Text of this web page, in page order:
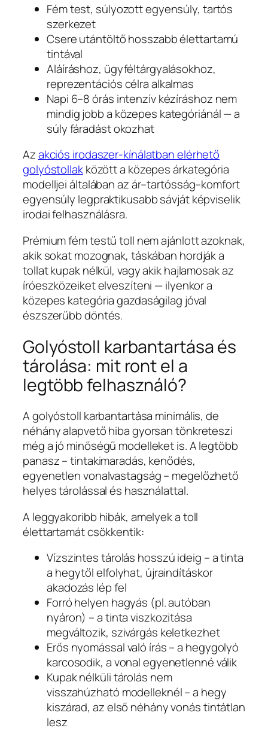
Fém test, súlyozott egyensúly, tartós
szerkezet
Csere utántöltő hosszabb élettartamú
tintával
Aláíráshoz, ügyféltárgyalásokhoz,
reprezentációs célra alkalmas
Napi 6–8 órás intenzív kézíráshoz nem
mindig jobb a közepes kategóriánál — a
súly fáradást okozhat
Azakciós irodaszer-kínálatban elérhető
golyóstollakközött a közepes árkategória
modelljei általában az ár–tartósság–komfort
egyensúly legpraktikusabb sávját képviselik
irodai felhasználásra.
Prémium fém testű toll nem ajánlott azoknak,
akik sokat mozognak, táskában hordják a
tollat kupak nélkül, vagy akik hajlamosak az
íróeszközeiket elveszíteni — ilyenkor a
közepes kategória gazdaságilag jóval
észszerűbb döntés.
Golyóstoll karbantartása és
tárolása: mit ront el a
legtöbb felhasználó?
A golyóstoll karbantartása minimális, de
néhány alapvető hiba gyorsan tönkreteszi
még a jó minőségű modelleket is. A legtöbb
panasz – tintakimaradás, kenődés,
egyenetlen vonalvastagság – megelőzhető
helyes tárolással és használattal.
A leggyakoribb hibák, amelyek a toll
élettartamát csökkentik:
Vízszintes tárolás hosszú ideig – a tinta
a hegytől elfolyhat, újraindításkor
akadozás lép fel
Forró helyen hagyás (pl. autóban
nyáron) – a tinta viszkozitása
megváltozik, szivárgás keletkezhet
Erős nyomással való írás – a hegygolyó
karcosodik, a vonal egyenetlenné válik
Kupak nélküli tárolás nem
visszahúzható modelleknél – a hegy
kiszárad, az első néhány vonás tintátlan
lesz